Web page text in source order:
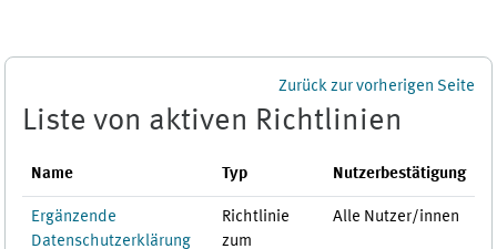
Zurück zur vorherigen Seite
Liste von aktiven Richtlinien
Name Typ Nutzerbestätigung
Ergänzende
Datenschutzerklärung
Richtlinie
zum
Alle Nutzer/innen